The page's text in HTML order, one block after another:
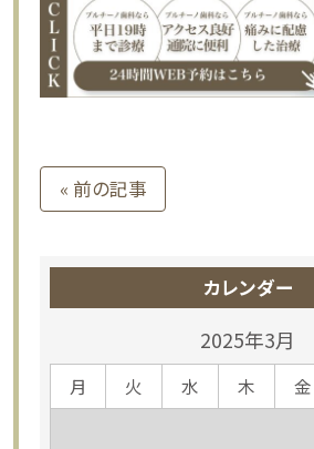
« 前の記事
カレンダー
2025年3月
月 火 水 木 金